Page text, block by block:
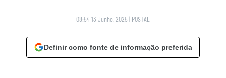
08:54 13 Junho, 2025 | POSTAL
Definir como fonte de informação preferida